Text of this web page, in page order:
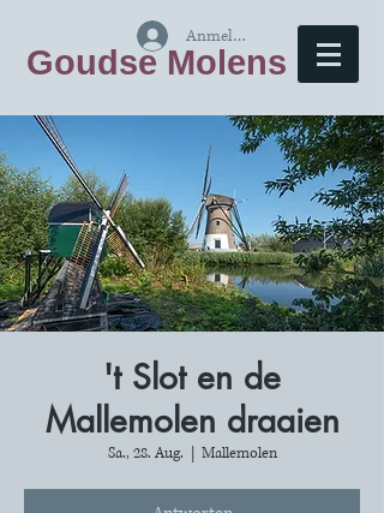
Goudse Molens
Anmelden
't Slot en de
Mallemolen draaien
Sa., 28. Aug. Mallemolen